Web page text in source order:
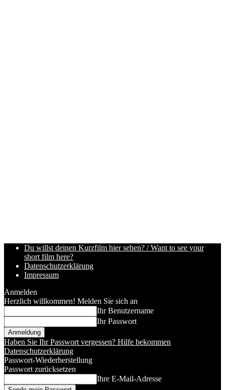
Du willst deinen Kurzfilm hier sehen? / Want to see your
short film here?
Datenschutzerklärung
Impressum
Anmelden
Herzlich willkommen! Melden Sie sich an
Ihr Benutzername
Ihr Passwort
Haben Sie Ihr Passwort vergessen? Hilfe bekommen
Datenschutzerklärung
Passwort-Wiederherstellung
Passwort zurücksetzen
Ihre E-Mail-Adresse